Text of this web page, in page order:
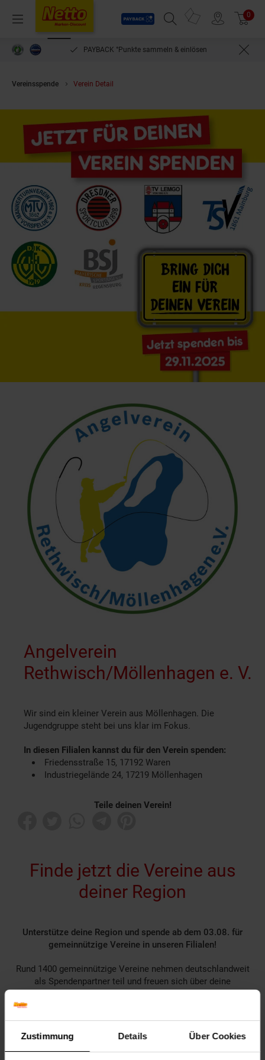
Zustimmung Details Über Cookies
Menü
Payback
Suchfeld einblenden
Prospekte 0
PAYBACK °Punkte sammeln & einlösen
Vereinsspende Verein Detail
Angelverein
Rethwisch/Möllenhagen e. V.
Wir sind ein kleiner Verein aus Möllenhagen. Die
Jugendgruppe steht bei uns klar im Fokus.
In diesen Filialen kannst du für den Verein spenden:
Friedensstraße 15, 17192 Waren
Industriegelände 24, 17219 Möllenhagen
Teile deinen Verein!
Finde jetzt die Vereine aus
deiner Region
Unterstütze deine Region und spende ab dem 03.08. für
gemeinnützige Vereine in unseren Filialen!
Rund 1400 gemeinnützige Vereine nehmen deutschlandweit
als Spendenpartner teil und freuen sich über deine
Spende für einen Verein in deiner Region, indem du an der
Kasse auf den nächsten 10 ct Betrag aufrundest oder dein
Pfand am Pfandautomaten spendest.
Welchen Verein du in deiner Region unterstützen kannst